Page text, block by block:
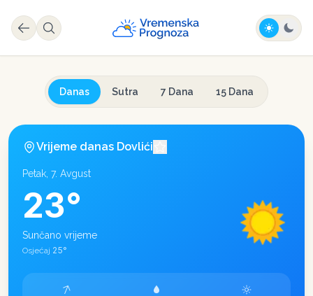
Danas Sutra 7 Dana 15 Dana
Vrijeme danas Dovlići
Petak, 7. Avgust
23°
Sunčano vrijeme
Osjećaj 25°